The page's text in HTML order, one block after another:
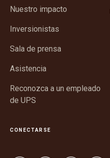
Nuestro impacto
Inversionistas
Sala de prensa
Asistencia
Reconozca a un empleado
de UPS
CONECTARSE